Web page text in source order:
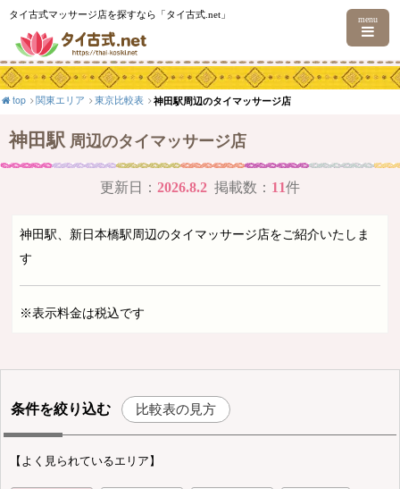
タイ古式マッサージ店を探すなら「タイ古式.net」 menu
top 関東エリア 東京比較表 神田駅周辺のタイマッサージ店
神田駅 周辺のタイマッサージ店
更新日： 2026.8.2 掲載数： 11件
神田駅、新日本橋駅周辺のタイマッサージ店をご紹介いたしま
す
※表示料金は税込です
条件を絞り込む 比較表の見方
【よく見られているエリア】